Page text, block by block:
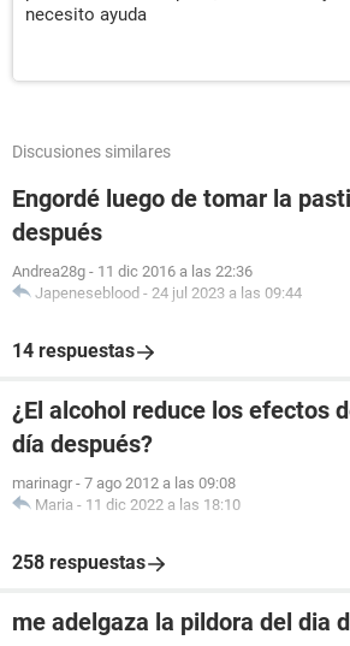
necesito ayuda
Discusiones similares
Engordé luego de tomar la
después
Andrea28g - 11 dic 2016 a las 22:36
Japeneseblood - 24 jul 2023 a las 09:44
14 respuestas
¿El alcohol reduce los efectos
día después?
marinagr - 7 ago 2012 a las 09:08
Maria - 11 dic 2022 a las 18:10
258 respuestas
me adelgaza la pildora del dia